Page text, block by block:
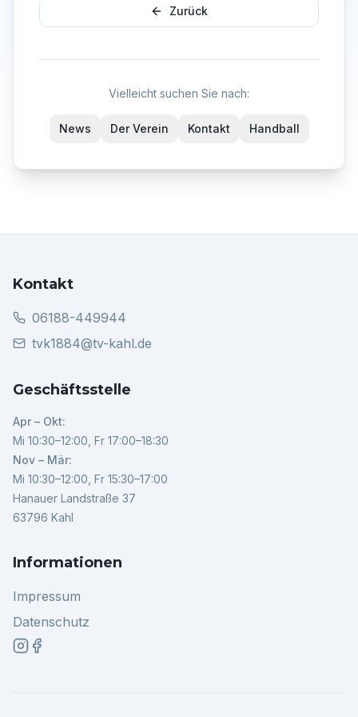
Zurück
Vielleicht suchen Sie nach:
News Der Verein Kontakt Handball
Kontakt
06188-449944
tvk1884@tv-kahl.de
Geschäftsstelle
Apr – Okt:
Mi 10:30–12:00, Fr 17:00–18:30
Nov – Mär:
Mi 10:30–12:00, Fr 15:30–17:00
Hanauer Landstraße 37
63796 Kahl
Informationen
Impressum
Datenschutz